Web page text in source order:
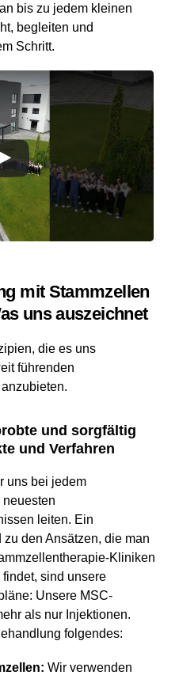
bis zu jedem kleinen
begleiten und
Schritt.
mit Stammzellen
uns auszeichnet
die es uns
führenden
und sorgfältig
und Verfahren
uns bei jedem
leiten. Ein
den Ansätzen, die man
Kliniken
sind unsere
Unsere MSC-
als nur Injektionen.
folgendes:
Wir verwenden